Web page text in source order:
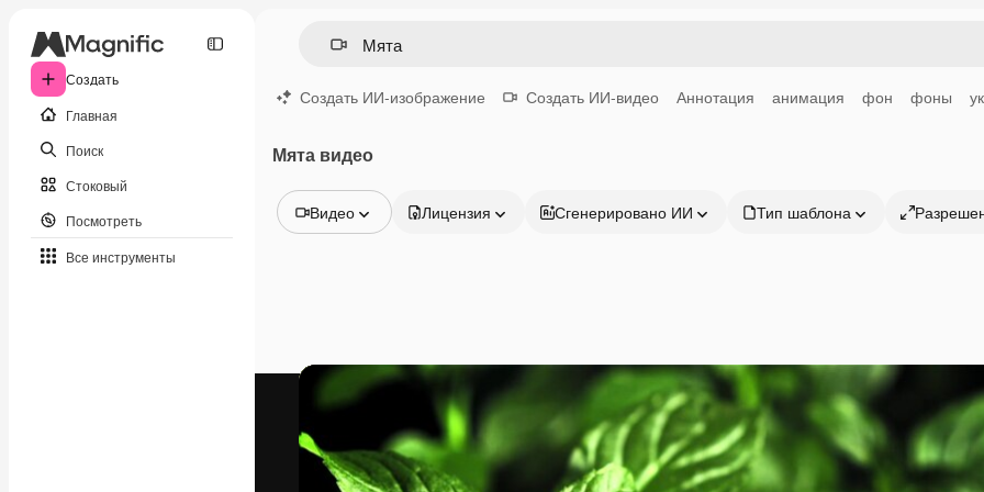
Создать
Главная
Поиск
Стоковый
Посмотреть
Все инструменты
Создать ИИ-изображение Создать ИИ-видео Аннотация анимация фон фоны
Мята видео
Видео
Видео
Видеоролик
Моушн-дизайн
Видеошаблоны
Иконки
3D-модели
Шрифты
Лицензия Сгенерировано ИИ Тип шаблона
Продукция Начать